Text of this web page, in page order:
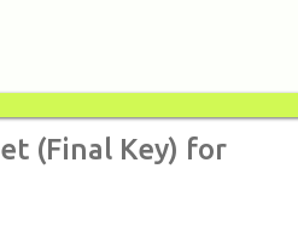
(Final Key) for